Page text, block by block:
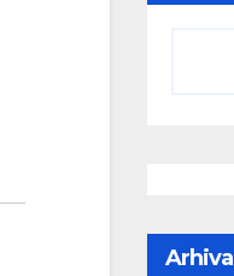
Arhiva